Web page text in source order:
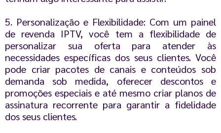
5. Personalização e Flexibilidade: Com um painel
de revenda IPTV, você tem a flexibilidade de
personalizar sua oferta para atender às
necessidades específicas dos seus clientes. Você
pode criar pacotes de canais e conteúdos sob
demanda sob medida, oferecer descontos e
promoções especiais e até mesmo criar planos de
assinatura recorrente para garantir a fidelidade
dos seus clientes.